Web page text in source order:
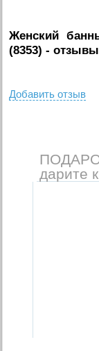
Женский
(8353) - отзывы
Добавить отзыв
дарите